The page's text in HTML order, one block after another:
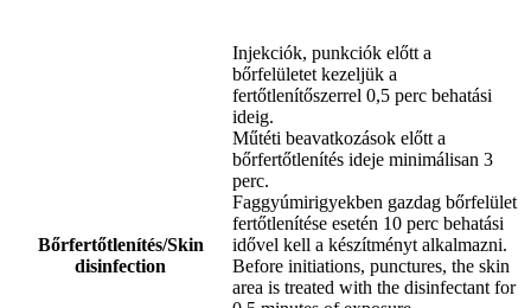
Bőrfertőtlenítés/Skin
disinfection
Injekciók, punkciók előtt a
bőrfelületet kezeljük a
fertőtlenítőszerrel 0,5 perc behatási
ideig.
Műtéti beavatkozások előtt a
bőrfertőtlenítés ideje minimálisan 3
perc.
Faggyúmirigyekben gazdag bőrfelület
fertőtlenítése esetén 10 perc behatási
idővel kell a készítményt alkalmazni.
Before initiations, punctures, the skin
area is treated with the disinfectant for